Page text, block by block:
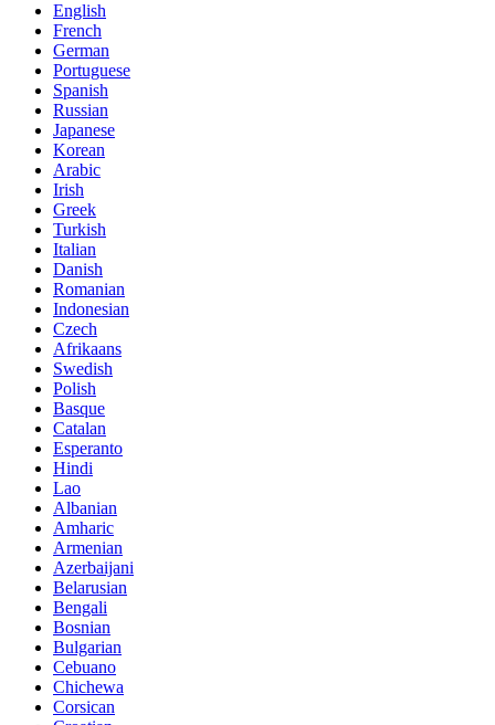
English
French
German
Portuguese
Spanish
Russian
Japanese
Korean
Arabic
Irish
Greek
Turkish
Italian
Danish
Romanian
Indonesian
Czech
Afrikaans
Swedish
Polish
Basque
Catalan
Esperanto
Hindi
Lao
Albanian
Amharic
Armenian
Azerbaijani
Belarusian
Bengali
Bosnian
Bulgarian
Cebuano
Chichewa
Corsican